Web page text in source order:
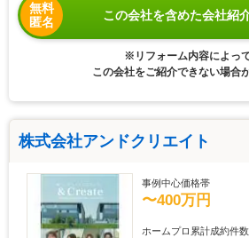
無料
匿名
この会社を含めた会社紹
※リフォーム内容によって
この会社をご紹介できない場合
株式会社アンドクリエイト
事例中心価格帯
〜400万円
ホームプロ累計成約件数